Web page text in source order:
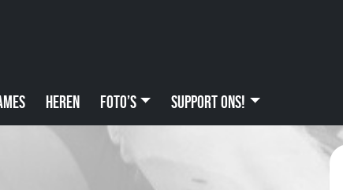
Heren Foto’s Support ons!